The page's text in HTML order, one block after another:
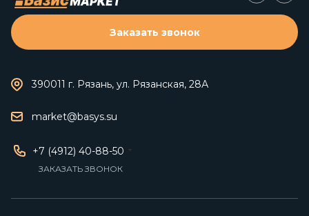
390011 г. Рязань, ул. Рязанская, 28А
market@basys.su
+7 (4912) 40-88-50
ЗАКАЗАТЬ ЗВОНОК
Заказать звонок